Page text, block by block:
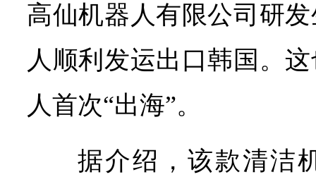
高仙机器人有限公司研
人顺利发运出口韩国。
人首次“出海”。
据介绍，该款清洁